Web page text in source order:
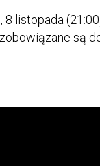
8 listopada
są